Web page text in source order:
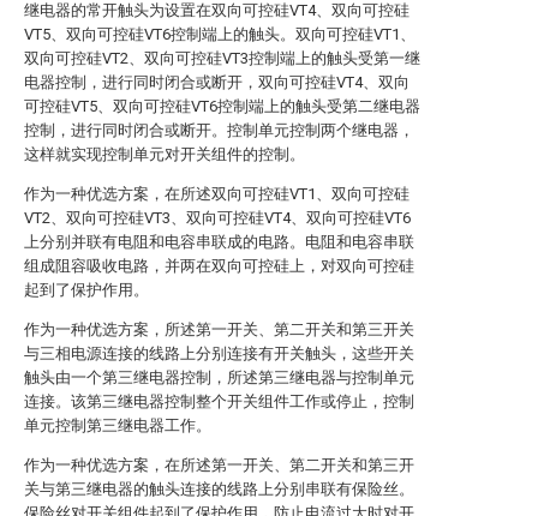
继电器的常开触头为设置在双向可控硅VT4、双向可控硅
VT5、双向可控硅VT6控制端上的触头。双向可控硅VT1、
双向可控硅VT2、双向可控硅VT3控制端上的触头受第一继
电器控制，进行同时闭合或断开，双向可控硅VT4、双向
可控硅VT5、双向可控硅VT6控制端上的触头受第二继电器
控制，进行同时闭合或断开。控制单元控制两个继电器，
这样就实现控制单元对开关组件的控制。
作为一种优选方案，在所述双向可控硅VT1、双向可控硅
VT2、双向可控硅VT3、双向可控硅VT4、双向可控硅VT6
上分别并联有电阻和电容串联成的电路。电阻和电容串联
组成阻容吸收电路，并两在双向可控硅上，对双向可控硅
起到了保护作用。
作为一种优选方案，所述第一开关、第二开关和第三开关
与三相电源连接的线路上分别连接有开关触头，这些开关
触头由一个第三继电器控制，所述第三继电器与控制单元
连接。该第三继电器控制整个开关组件工作或停止，控制
单元控制第三继电器工作。
作为一种优选方案，在所述第一开关、第二开关和第三开
关与第三继电器的触头连接的线路上分别串联有保险丝。